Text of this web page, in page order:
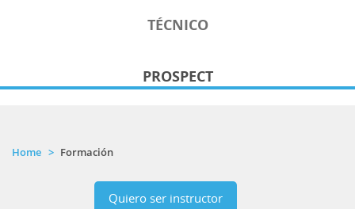
TÉCNICO
PROSPECT
Home Formación
Quiero ser instructor